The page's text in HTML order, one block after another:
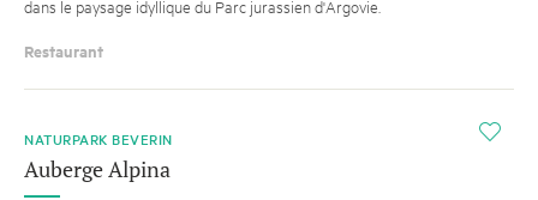
dans le paysage idyllique du Parc jurassien d'Argovie.
Restaurant
i
NATURPARK BEVERIN
Auberge Alpina